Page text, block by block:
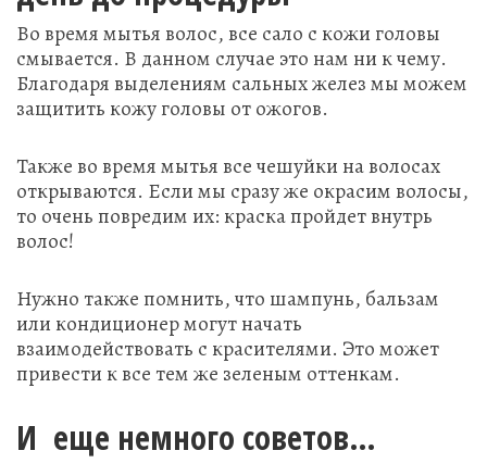
Во время мытья волос, все сало с кожи головы
смывается. В данном случае это нам ни к чему.
Благодаря выделениям сальных желез мы можем
защитить кожу головы от ожогов.
Также во время мытья все чешуйки на волосах
открываются. Если мы сразу же окрасим волосы,
то очень повредим их: краска пройдет внутрь
волос!
Нужно также помнить, что шампунь, бальзам
или кондиционер могут начать
взаимодействовать с красителями. Это может
привести к все тем же зеленым оттенкам.
И еще немного советов…